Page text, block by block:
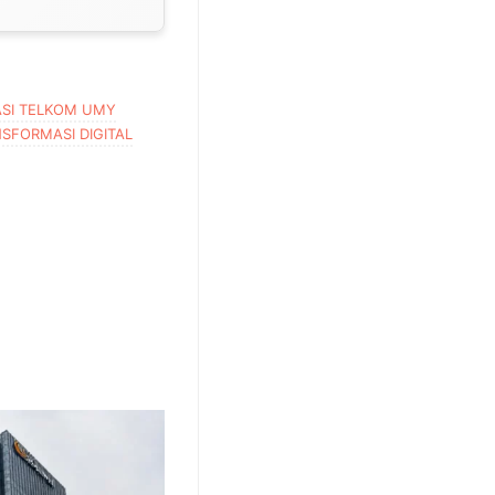
TELKOM UMY
DIGITAL